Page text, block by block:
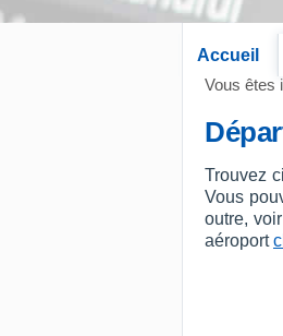
Accueil
Vous êtes
Trouvez
Vous
outre,
aéroport